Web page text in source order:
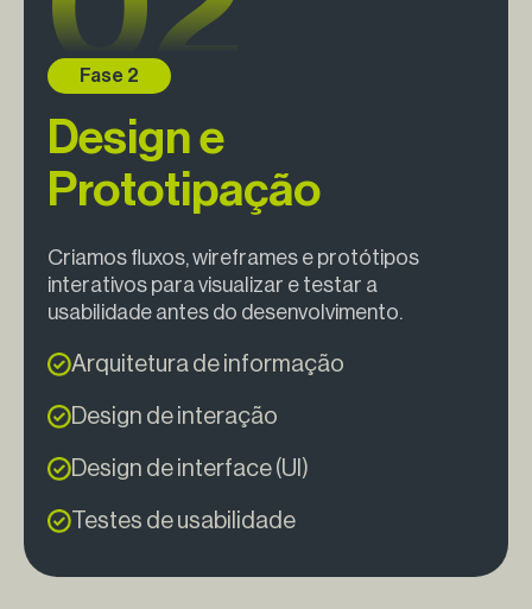
Design e
Prototipação
Criamos fluxos, wireframes e protótipos
interativos para visualizar e testar a
usabilidade antes do desenvolvimento.
Arquitetura de informação
Design de interação
Design de interface (UI)
Testes de usabilidade